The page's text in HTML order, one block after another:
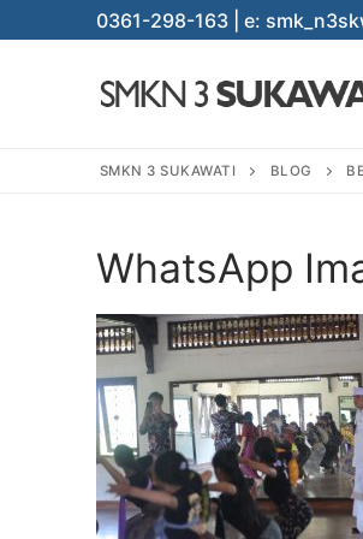
ke
0361-298-163 | e:
SMKN 3 SUKAWATI BLOG
WhatsApp